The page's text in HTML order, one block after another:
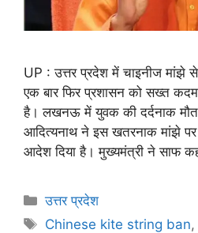
UP : उत्तर प्रदेश में चाइनीज मांझे से
एक बार फिर प्रशासन को सख्त
है। लखनऊ में युवक की दर्दनाक मौत
आदित्यनाथ ने इस खतरनाक मांझे पर
आदेश दिया है। मुख्यमंत्री ने साफ
उत्तर प्रदेश
Chinese kite string ban,